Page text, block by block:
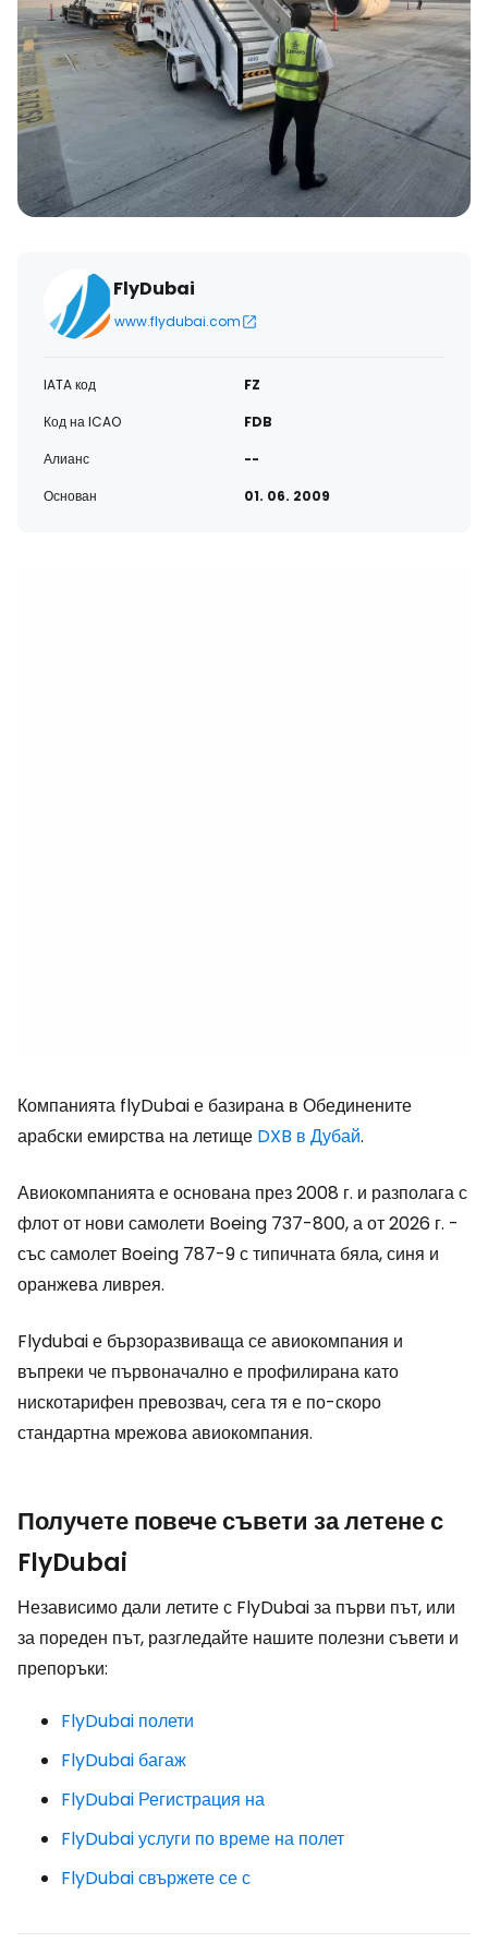
FlyDubai
www.flydubai.com
IATA код
FZ
Код на ICAO
FDB
Алианс
--
Основан
01. 06. 2009
Компанията flyDubai е базирана в Обединените
арабски емирства на летище DXB в Дубай.
Авиокомпанията е основана през 2008 г. и разполага с
флот от нови самолети Boeing 737-800, а от 2026 г. -
със самолет Boeing 787-9 с типичната бяла, синя и
оранжева ливрея.
Flydubai е бързоразвиваща се авиокомпания и
въпреки че първоначално е профилирана като
нискотарифен превозвач, сега тя е по-скоро
стандартна мрежова авиокомпания.
Получете повече съвети за летене с
FlyDubai
Независимо дали летите с FlyDubai за първи път, или
за пореден път, разгледайте нашите полезни съвети и
препоръки:
FlyDubai полети
FlyDubai багаж
FlyDubai Регистрация на
FlyDubai услуги по време на полет
FlyDubai свържете се с